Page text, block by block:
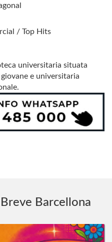
/ Top Hits
universitaria situata
e universitaria
Barcellona